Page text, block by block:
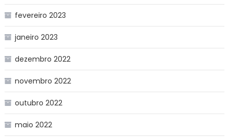
fevereiro 2023
janeiro 2023
dezembro 2022
novembro 2022
outubro 2022
maio 2022